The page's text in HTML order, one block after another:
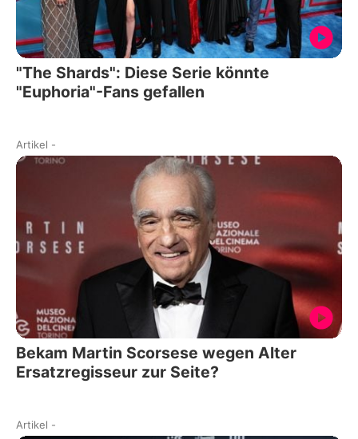
"The Shards": Diese Serie könnte
"Euphoria"-Fans gefallen
Artikel -
Bekam Martin Scorsese wegen Alter
Ersatzregisseur zur Seite?
Artikel -